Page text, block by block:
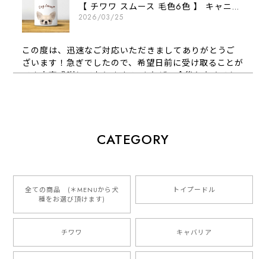
【 チワワ スムース 毛色6色 】 キャニスター 保存容器 お家用 プレゼント 犬 ペット うちの子 犬グッズ
2026/03/25
この度は、迅速なご対応いただきましてありがとうご
ざいます！急ぎでしたので、希望日前に受け取ることが
でき大変感謝しております！ またぜひ今後ともよろし
2026/01/16
とっても可愛くて、わんちゃんの名前や電話番号も分か
りやすくて最高です！ ありがとうございました❁⃘*.ﾟ
ご縁がありましたら、またよろしくお願いいたします。
【 自然に囲まれた ダックスフンド 】 キャニスター 保存容器 お家用 プレゼント 犬 ペット うちの子 犬グッズ
CATEGORY
全ての商品 (＊MENUから犬
種をお選び頂けます)
トイプードル
チワワ キャバリア